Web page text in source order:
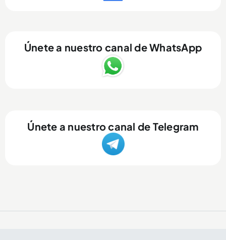
Únete a nuestro canal de WhatsApp
Únete a nuestro canal de Telegram